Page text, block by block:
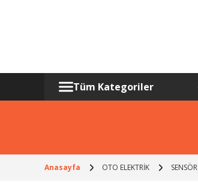
Tüm Kategoriler
Anasayfa OTO ELEKTRİK SENSÖR